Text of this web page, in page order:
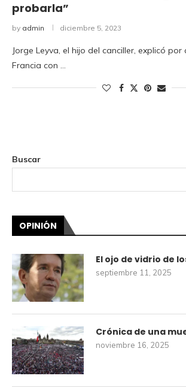
probarla”
by admin diciembre 5, 2023
Jorge Leyva, el hijo del canciller, explicó por
Francia con …
Buscar
OPINIÓN
El ojo de vidrio de
septiembre 11, 2025
Crónica de una
noviembre 16, 2025